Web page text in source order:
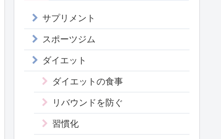
サプリメント
スポーツジム
ダイエット
ダイエットの食事
リバウンドを防ぐ
習慣化